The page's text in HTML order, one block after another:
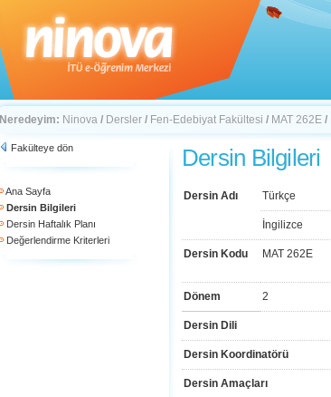
Neredeyim: Ninova / Dersler / Fen-Edebiyat Fakültesi / MAT 262E /
Fakülteye dön
Ana Sayfa
Dersin Bilgileri
Dersin Haftalık Planı
Değerlendirme Kriterleri
Dersin Bilgileri
Dersin Adı Türkçe
İngilizce
Dersin Kodu MAT 262E
Dönem 2
Dersin Dili
Dersin Koordinatörü
Dersin Amaçları